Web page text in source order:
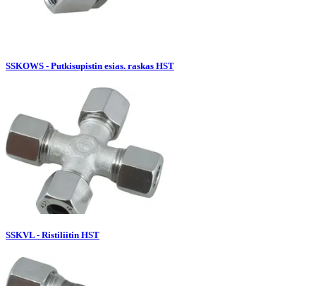
SSKOWS - Putkisupistin esias. raskas HST
SSKVL - Ristiliitin HST